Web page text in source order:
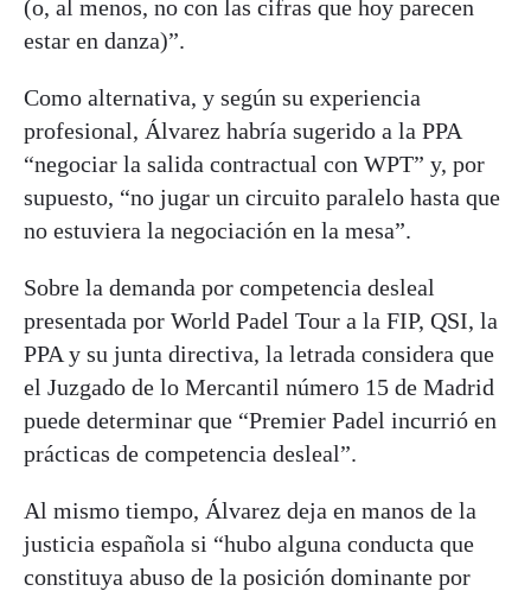
(o, al menos, no con las cifras que hoy parecen
estar en danza)”.
Como alternativa, y según su experiencia
profesional, Álvarez habría sugerido a la PPA
“negociar la salida contractual con WPT” y, por
supuesto, “no jugar un circuito paralelo hasta que
no estuviera la negociación en la mesa”.
Sobre la demanda por competencia desleal
presentada por World Padel Tour a la FIP, QSI, la
PPA y su junta directiva, la letrada considera que
el Juzgado de lo Mercantil número 15 de Madrid
puede determinar que “Premier Padel incurrió en
prácticas de competencia desleal”.
Al mismo tiempo, Álvarez deja en manos de la
justicia española si “hubo alguna conducta que
constituya abuso de la posición dominante por